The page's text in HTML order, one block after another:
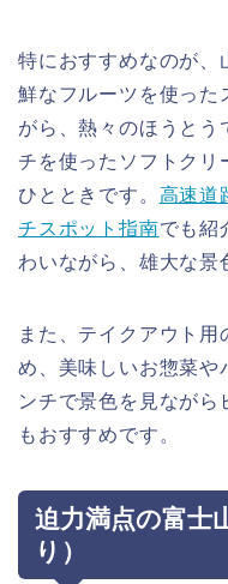
特におすすめなのが、
鮮なフルーツを使った
がら、熱々のほうとう
チを使ったソフトクリ
ひとときです。 高速道
チスポット指南でも紹
わいながら、雄大な景
また、テイクアウト用
め、美味しいお惣菜や
ンチで景色を見なが
もおすすめです。
迫力満点の富士
り）